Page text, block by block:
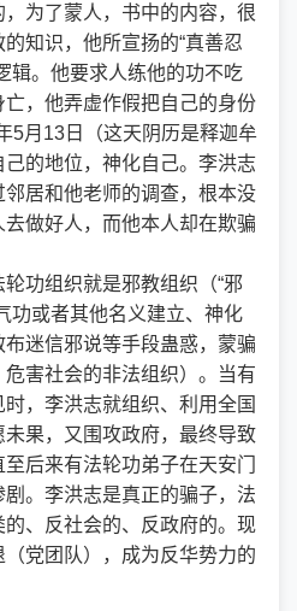
为了蒙人，书中的内容，很
知识，他所宣扬的“真善忍
辑。他要求人练他的功不吃
，他弄虚作假把自己的身份
5月13日（这天阴历是释迦牟
的地位，神化自己。李洪志
居和他老师的调查，根本没
做好人，而他本人却在欺骗
功组织就是邪教组织（“邪
功或者其他名义建立、神化
迷信邪说等手段蛊惑，蒙骗
害社会的非法组织）。当有
，李洪志就组织、利用全国
果，又围攻政府，最终导致
后来有法轮功弟子在天安门
。李洪志是真正的骗子，法
、反社会的、反政府的。现
党团队），成为反华势力的